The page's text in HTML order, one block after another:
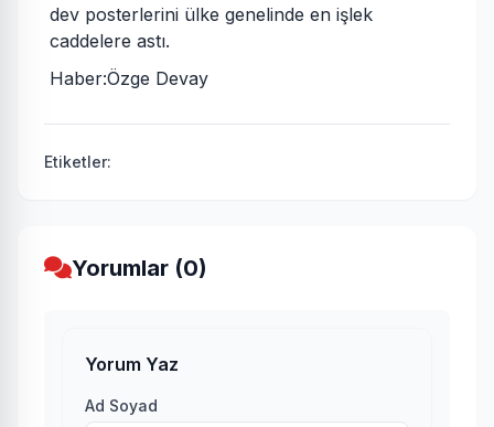
dev posterlerini ülke genelinde en işlek
caddelere astı.
Haber:Özge Devay
Etiketler:
Yorumlar (0)
Yorum Yaz
Ad Soyad